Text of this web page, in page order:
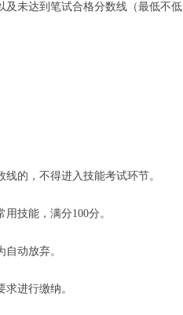
及未达到笔试合格分数线（最低不低
的，不得进入技能考试环节。
技能，满分100分。
动放弃。
进行缴纳。